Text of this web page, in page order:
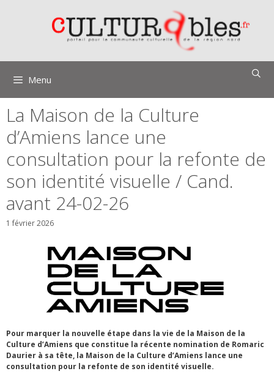
Menu
La Maison de la Culture
d’Amiens lance une
consultation pour la refonte de
son identité visuelle / Cand.
avant 24-02-26
1 février 2026
Pour marquer la nouvelle étape dans la vie de la Maison de la
Culture d’Amiens que constitue la récente nomination de Romaric
Daurier à sa tête, la Maison de la Culture d’Amiens lance une
consultation pour la refonte de son identité visuelle.